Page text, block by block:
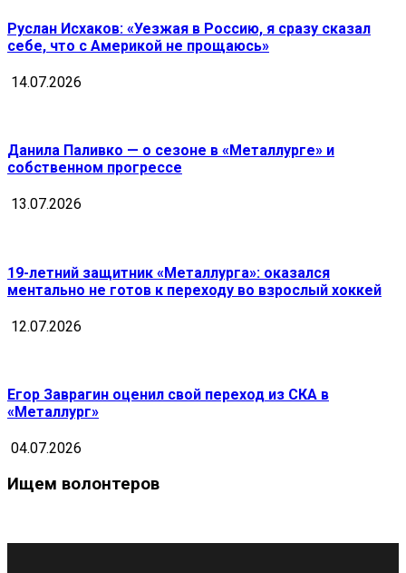
Руслан Исхаков: «Уезжая в Россию, я сразу сказал
себе, что с Америкой не прощаюсь»
14.07.2026
Данила Паливко — о сезоне в «Металлурге» и
собственном прогрессе
13.07.2026
19-летний защитник «Металлурга»: оказался
ментально не готов к переходу во взрослый хоккей
12.07.2026
Егор Заврагин оценил свой переход из СКА в
«Металлург»
04.07.2026
Ищем волонтеров